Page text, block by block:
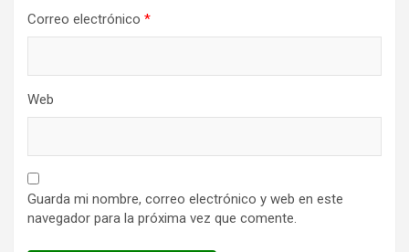
Correo electrónico *
Web
Guarda mi nombre, correo electrónico y web en este
navegador para la próxima vez que comente.